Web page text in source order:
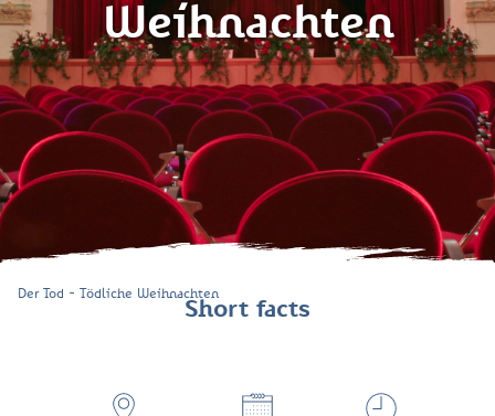
Weihnachten
Der Tod - Tödliche Weihnachten
Short facts